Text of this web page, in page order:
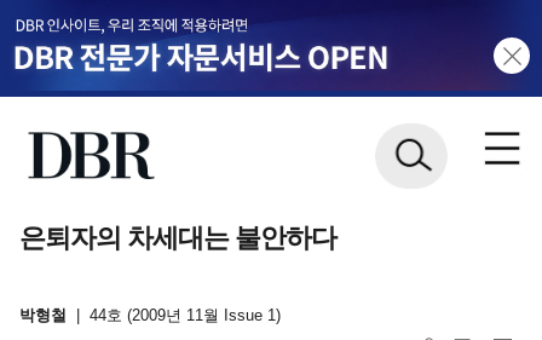
은퇴자의 차세대는 불안하다
박형철 44호 (2009년 11월 Issue 1)